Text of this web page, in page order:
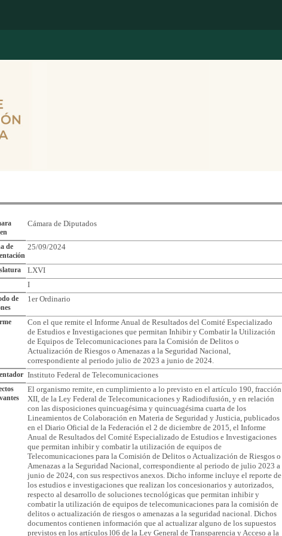
Cámara de Diputados
de
25/09/2024
LXVI
I
de
1er Ordinario
Con el que remite el Informe Anual de Resultados del Comité Especializado
de Estudios e Investigaciones que permitan Inhibir y Combatir la Utilización
de Equipos de Telecomunicaciones para la Comisión de Delitos o
Actualización de Riesgos o Amenazas a la Seguridad Nacional,
correspondiente al periodo julio de 2023 a junio de 2024.
Instituto Federal de Telecomunicaciones
El organismo remite, en cumplimiento a lo previsto en el artículo 190, fracción
XII, de la Ley Federal de Telecomunicaciones y Radiodifusión, y en relación
con las disposiciones quincuagésima y quincuagésima cuarta de los
Lineamientos de Colaboración en Materia de Seguridad y Justicia, publicados
en el Diario Oficial de la Federación el 2 de diciembre de 2015, el Informe
Anual de Resultados del Comité Especializado de Estudios e Investigaciones
que permitan inhibir y combatir la utilización de equipos de
Telecomunicaciones para la Comisión de Delitos o Actualización de Riesgos o
Amenazas a la Seguridad Nacional, correspondiente al periodo de julio 2023 a
junio de 2024, con sus respectivos anexos. Dicho informe incluye el reporte de
los estudios e investigaciones que realizan los concesionarios y autorizados,
respecto al desarrollo de soluciones tecnológicas que permitan inhibir y
combatir la utilización de equipos de telecomunicaciones para la comisión de
delitos o actualización de riesgos o amenazas a la seguridad nacional. Dichos
documentos contienen información que al actualizar alguno de los supuestos
previstos en los artículos l06 de la Ley General de Transparencia y Acceso a la